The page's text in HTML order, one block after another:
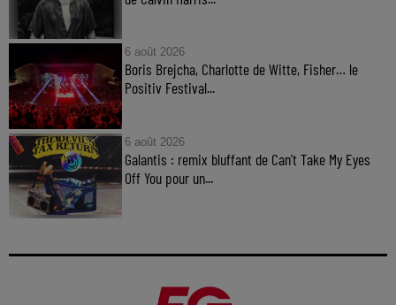
6 août 2026
Boris Brejcha, Charlotte de Witte, Fisher… le
Positiv Festival...
6 août 2026
Galantis : remix bluffant de Can’t Take My Eyes
Off You pour un...